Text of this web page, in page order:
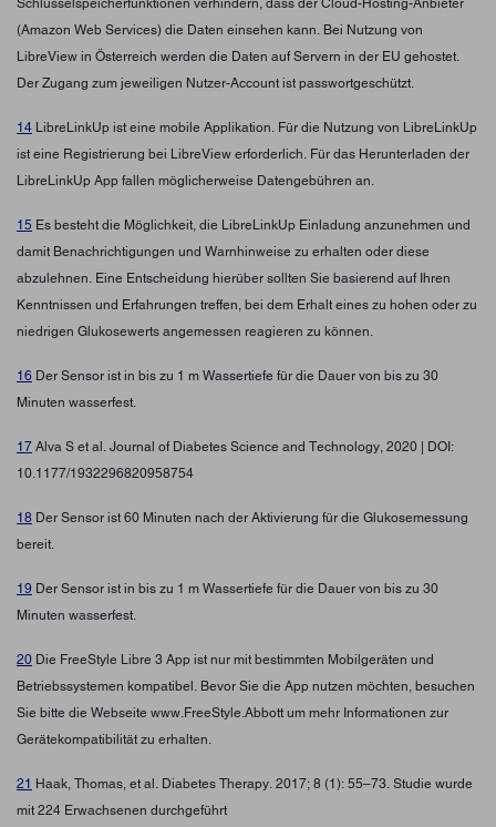
Schlüsselspeicherfunktionen verhindern, dass der Cloud-Hosting-Anbieter
(Amazon Web Services) die Daten einsehen kann. Bei Nutzung von
LibreView in Österreich werden die Daten auf Servern in der EU gehostet.
Der Zugang zum jeweiligen Nutzer-Account ist passwortgeschützt.
14 LibreLinkUp ist eine mobile Applikation. Für die Nutzung von LibreLinkUp
ist eine Registrierung bei LibreView erforderlich. Für das Herunterladen der
LibreLinkUp App fallen möglicherweise Datengebühren an.
15 Es besteht die Möglichkeit, die LibreLinkUp Einladung anzunehmen und
damit Benachrichtigungen und Warnhinweise zu erhalten oder diese
abzulehnen. Eine Entscheidung hierüber sollten Sie basierend auf Ihren
Kenntnissen und Erfahrungen treffen, bei dem Erhalt eines zu hohen oder zu
niedrigen Glukosewerts angemessen reagieren zu können.
16 Der Sensor ist in bis zu 1 m Wassertiefe für die Dauer von bis zu 30
Minuten wasserfest.
17 Alva S et al. Journal of Diabetes Science and Technology, 2020 | DOI:
10.1177/1932296820958754
18 Der Sensor ist 60 Minuten nach der Aktivierung für die Glukosemessung
bereit.
19 Der Sensor ist in bis zu 1 m Wassertiefe für die Dauer von bis zu 30
Minuten wasserfest.
20 Die FreeStyle Libre 3 App ist nur mit bestimmten Mobilgeräten und
Betriebssystemen kompatibel. Bevor Sie die App nutzen möchten, besuchen
Sie bitte die Webseite www.FreeStyle.Abbott um mehr Informationen zur
Gerätekompatibilität zu erhalten.
21 Haak, Thomas, et al. Diabetes Therapy. 2017; 8 (1): 55–73. Studie wurde
mit 224 Erwachsenen durchgeführt